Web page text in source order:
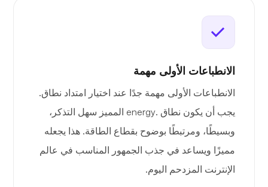
الانطباعات الأولى مهمة
الانطباعات الأولى مهمة جدًا عند اختيار امتداد نطاق.
يجب أن يكون نطاق .energy المميز سهل التذكر،
وبسيطًا، ومرتبطًا بوضوح بقطاع الطاقة. هذا يجعله
مميزًا ويساعد في جذب الجمهور المناسب في عالم
الإنترنت المزدحم اليوم.